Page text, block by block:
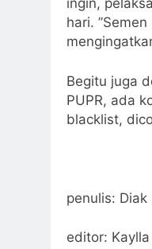
ingin,
hari.
Begitu juga
PUPR, ada
blacklist,
penulis: Diak
editor: Kaylla